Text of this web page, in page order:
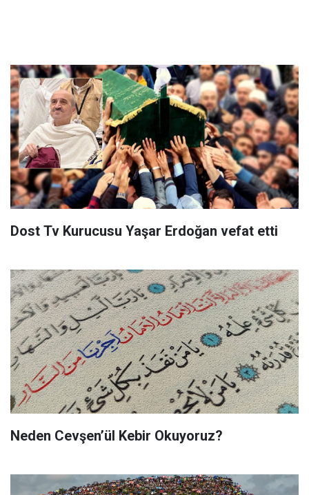
Dost Tv Kurucusu Yaşar Erdoğan vefat etti
Neden Cevşen’ül Kebir Okuyoruz?